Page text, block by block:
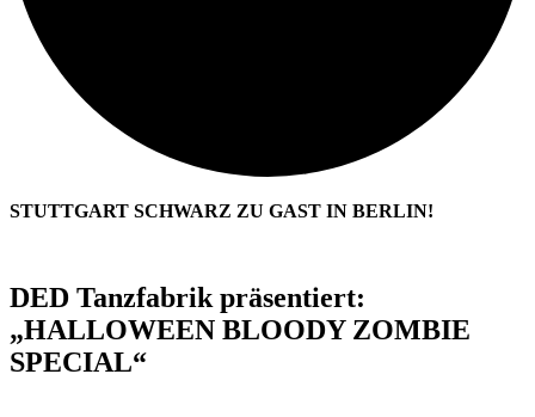
STUTTGART SCHWARZ ZU GAST IN BERLIN!
DED Tanzfabrik präsentiert:
„HALLOWEEN BLOODY ZOMBIE
SPECIAL“